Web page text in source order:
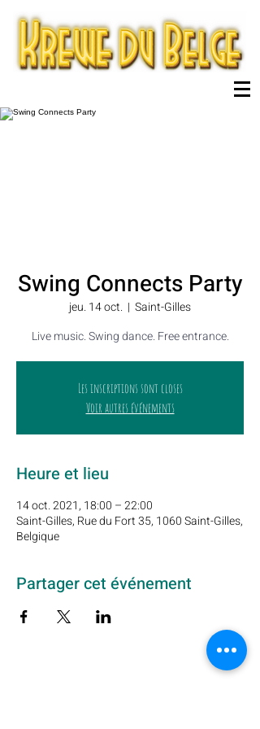
Swing Connects Party
jeu. 14 oct.
  |
Saint-Gilles
Live music. Swing dance. Free entrance.
Les inscriptions sont closes
Voir autres événements
Heure et lieu
14 oct. 2021, 18:00 – 22:00
Saint-Gilles, Rue du Fort 35, 1060 Saint-Gilles,
Belgique
Partager cet événement